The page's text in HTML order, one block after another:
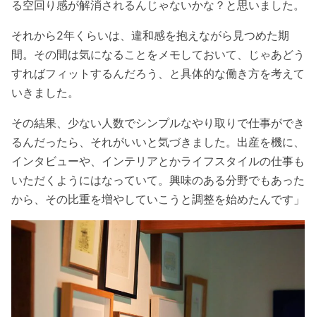
る空回り感が解消されるんじゃないかな？と思いました。
それから2年くらいは、違和感を抱えながら見つめた期
間。その間は気になることをメモしておいて、じゃあどう
すればフィットするんだろう、と具体的な働き方を考えて
いきました。
その結果、少ない人数でシンプルなやり取りで仕事ができ
るんだったら、それがいいと気づきました。出産を機に、
インタビューや、インテリアとかライフスタイルの仕事も
いただくようにはなっていて。興味のある分野でもあった
から、その比重を増やしていこうと調整を始めたんです」